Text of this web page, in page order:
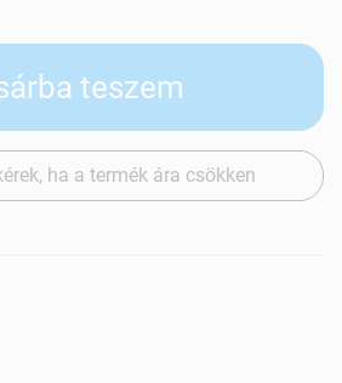
teszem
ha a termék ára csökken